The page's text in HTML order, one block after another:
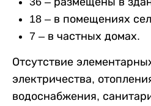
18 – в помещениях
7 – в частных домах.
Отсутствие
электричества,
водоснабжения,